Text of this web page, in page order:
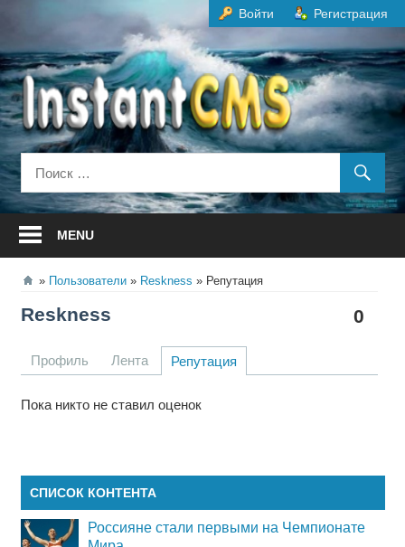
содержанию
Войти Регистрация
MENU
Пользователи Reskness Репутация
0
Reskness
Профиль Лента Репутация
Пока никто не ставил оценок
СПИСОК КОНТЕНТА
Россияне стали первыми на Чемпионате